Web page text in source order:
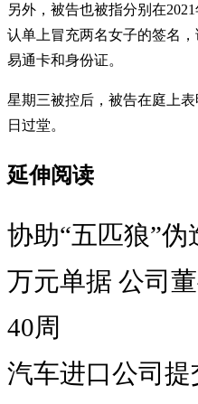
另外，被告也被指分别在
认单上冒充两名女子的签名
易通卡和身份证。
星期三被控后，被告在庭上
日过堂。
延伸阅读
协助“五匹狼”伪
万元单据 公司
40周
汽车进口公司提